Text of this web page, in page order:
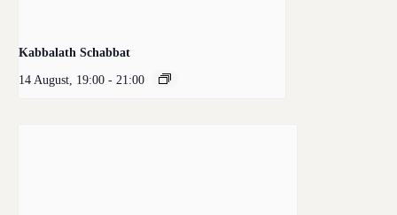
Kabbalath Schabbat
14 August, 19:00 - 21:00